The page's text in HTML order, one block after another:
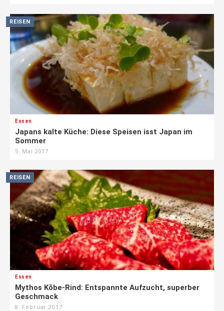
REISEN
Essen
Japans kalte Küche: Diese Speisen isst Japan im
Sommer
5. Mai 2017
REISEN
Essen
Mythos Kōbe-Rind: Entspannte Aufzucht, superber
Geschmack
8. Februar 2017